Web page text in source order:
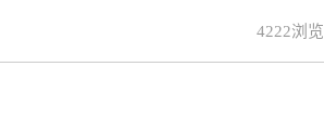
4222浏览